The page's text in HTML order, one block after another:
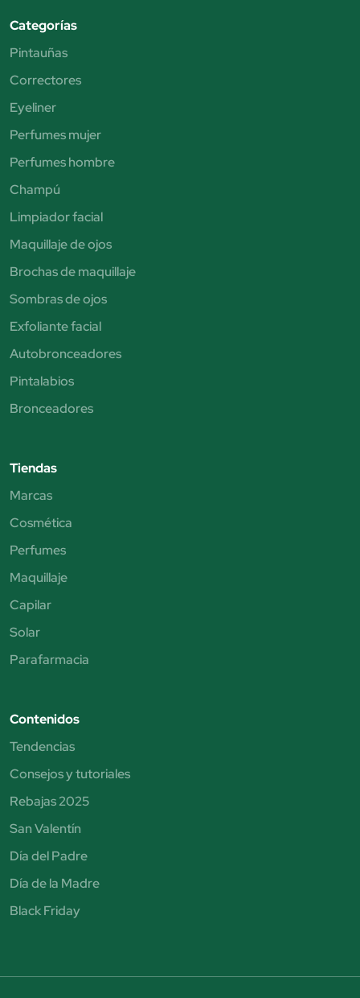
Categorías
Pintauñas
Correctores
Eyeliner
Perfumes mujer
Perfumes hombre
Champú
Limpiador facial
Maquillaje de ojos
Brochas de maquillaje
Sombras de ojos
Exfoliante facial
Autobronceadores
Pintalabios
Bronceadores
Tiendas
Marcas
Cosmética
Perfumes
Maquillaje
Capilar
Solar
Parafarmacia
Contenidos
Tendencias
Consejos y tutoriales
Rebajas 2025
San Valentín
Día del Padre
Día de la Madre
Black Friday